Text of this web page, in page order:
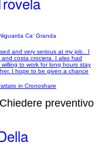
Ca’ Granda
and very serious at my job.. I
costa crociera. I also had
to work for long hours stay
I hope to be given a chance
in Cronoshare
Chiedere preventivo